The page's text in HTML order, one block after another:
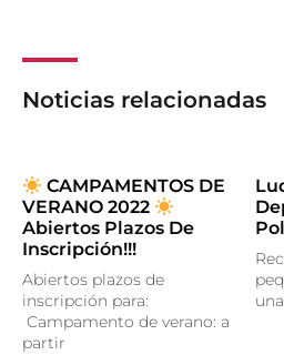
Noticias relacionadas
CAMPAMENTOS DE
VERANO 2022
Abiertos Plazos De
Inscripción!!!
Abiertos plazos de
inscripción para:
Campamento de verano: a
partir
una